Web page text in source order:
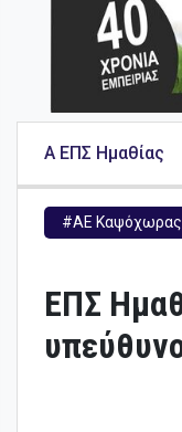
Α ΕΠΣ Ημαθίας
#ΑΕ Καψόχωρας
ΕΠΣ